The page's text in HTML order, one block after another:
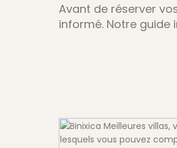
Avant de réserver
informé. Notre guide